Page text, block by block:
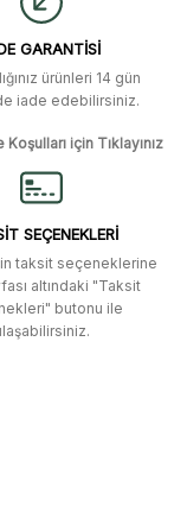
GARANTİSİ
ürünleri 14 gün
iade edebilirsiniz.
için Tıklayınız
SEÇENEKLERİ
taksit seçeneklerine
altındaki "Taksit
butonu ile